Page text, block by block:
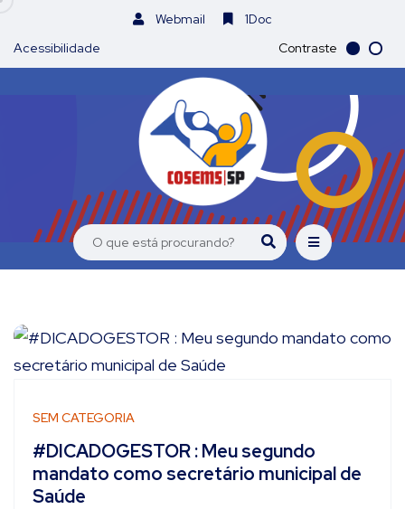
Webmail
1Doc
Acessibilidade
Contraste
SEM CATEGORIA
#DICADOGESTOR : Meu segundo
mandato como secretário municipal de
Saúde